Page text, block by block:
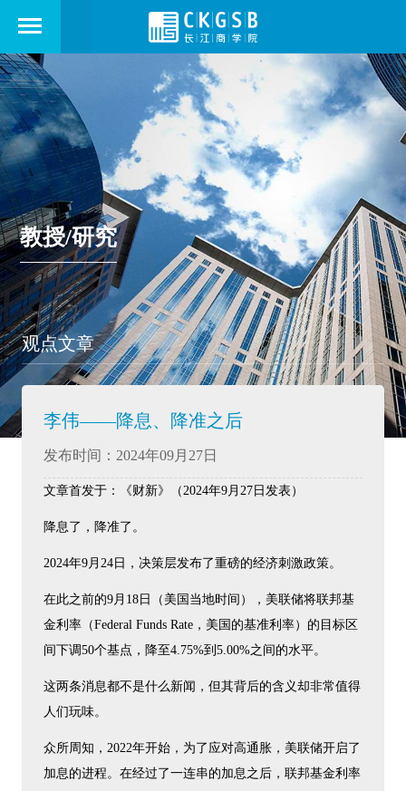
教授/研究
观点文章
李伟——降息、降准之后
发布时间：2024年09月27日
文章首发于：《财新》（2024年9月27日发表）
降息了，降准了。
2024年9月24日，决策层发布了重磅的经济刺激政策。
在此之前的9月18日（美国当地时间），美联储将联邦基
金利率（Federal Funds Rate，美国的基准利率）的目标区
间下调50个基点，降至4.75%到5.00%之间的水平。
这两条消息都不是什么新闻，但其背后的含义却非常值得
人们玩味。
众所周知，2022年开始，为了应对高通胀，美联储开启了
加息的进程。在经过了一连串的加息之后，联邦基金利率